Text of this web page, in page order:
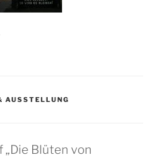
Blüten von